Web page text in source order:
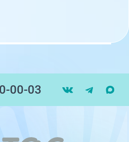
00-03